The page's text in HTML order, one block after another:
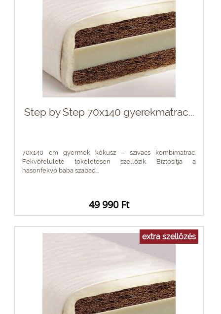
Step by Step 70x140 gyerekmatrac...
70x140 cm gyermek kókusz – szivacs kombimatrac.
Fekvőfelülete tökéletesen szellőzik. Biztosítja a
hasonfekvő baba szabad...
49 990 Ft
extra szellőzés